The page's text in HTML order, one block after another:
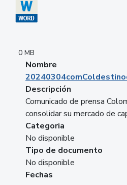
0 MB
Nombre
Descripción
Comunicado de prensa
consolidar su mercado de
Categoria
No disponible
Tipo de documento
No disponible
Fechas